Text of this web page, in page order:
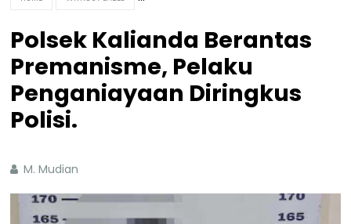
Polsek Kalianda Berantas
Premanisme, Pelaku
Penganiayaan Diringkus
Polisi.
M. Mudian